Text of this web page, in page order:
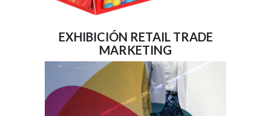
EXHIBICIÓN RETAIL TRADE
MARKETING